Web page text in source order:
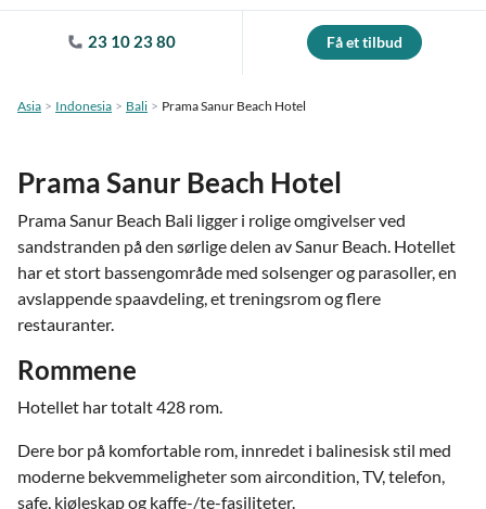
23 10 23 80 Få et tilbud
Asia Indonesia Bali Prama Sanur Beach Hotel
Prama Sanur Beach Hotel
Prama Sanur Beach Bali ligger i rolige omgivelser ved
sandstranden på den sørlige delen av Sanur Beach. Hotellet
har et stort bassengområde med solsenger og parasoller, en
avslappende spaavdeling, et treningsrom og flere
restauranter.
Rommene
Hotellet har totalt 428 rom.
Dere bor på komfortable rom, innredet i balinesisk stil med
moderne bekvemmeligheter som aircondition, TV, telefon,
safe, kjøleskap og kaffe-/te-fasiliteter.